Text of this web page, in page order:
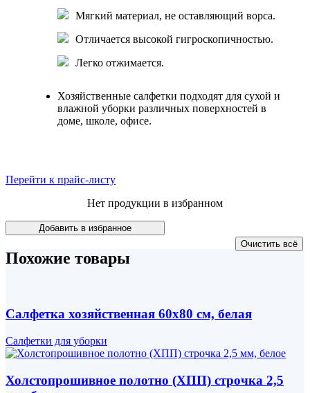
Мягкий материал, не оставляющий ворса.
Отличается высокой гигроскопичностью.
Легко отжимается.
Хозяйственные салфетки подходят для сухой и
влажной уборки различных поверхностей в
доме, школе, офисе.
Перейти к прайс-листу
Нет продукции в избранном
Похожие товары
Салфетка хозяйственная 60х80 см, белая
Салфетки для уборки
Холстопрошивное полотно (ХПП) строчка 2,5